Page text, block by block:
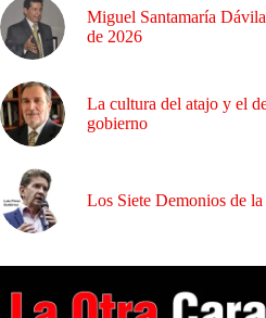
Miguel Santamaría
de 2026
La cultura del atajo y el
gobierno
Los Siete Demonios de